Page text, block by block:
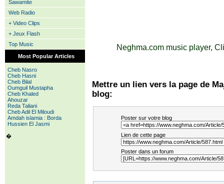
Sawamite
Web Radio
+ Video Clips
+ Jeux Flash
Top Music
Most Popular Articles
Cheb Nasro
Cheb Hasni
Cheb Bilal
Oumguil Mustapha
Cheb Khaled
Ahouzar
Reda Taliani
Cheb Adil El Miloudi
Amdah islamia : Borda
Hussien El Jasmi
�
Neghma.com music player,
Mettre un lien vers la page de
blog:
Poster sur votre blog
Lien de cette page
Poster dans un forum